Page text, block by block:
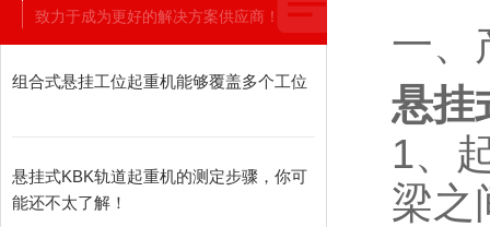
致力于成为更好的解决方案供应商！
组合式悬挂工位起重机能够覆盖多个工位
悬挂式KBK轨道起重机的测定步骤，你可
能还不太了解！
一、
悬挂
1、
梁之